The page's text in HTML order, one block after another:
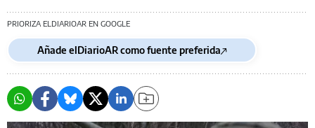
PRIORIZA ELDIARIOAR EN GOOGLE
Añade elDiarioAR como fuente preferida